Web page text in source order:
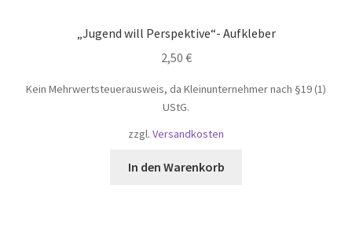
„Jugend will Perspektive“- Aufkleber
2,50 €
Kein Mehrwertsteuerausweis, da Kleinunternehmer nach §19 (1)
UStG.
zzgl. Versandkosten
In den Warenkorb